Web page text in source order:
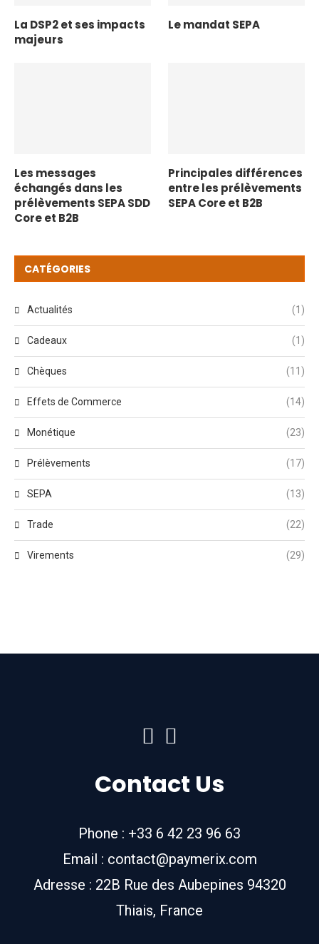
La DSP2 et ses impacts
majeurs
Le mandat SEPA
Les messages
échangés dans les
prélèvements SEPA SDD
Core et B2B
Principales différences
entre les prélèvements
SEPA Core et B2B
CATÉGORIES
Actualités (1)
Cadeaux (1)
Chèques (11)
Effets de Commerce (14)
Monétique (23)
Prélèvements (17)
SEPA (13)
Trade (22)
Virements (29)
Contact Us
Phone : +33 6 42 23 96 63
Email : contact@paymerix.com
Adresse : 22B Rue des Aubepines 94320
Thiais, France